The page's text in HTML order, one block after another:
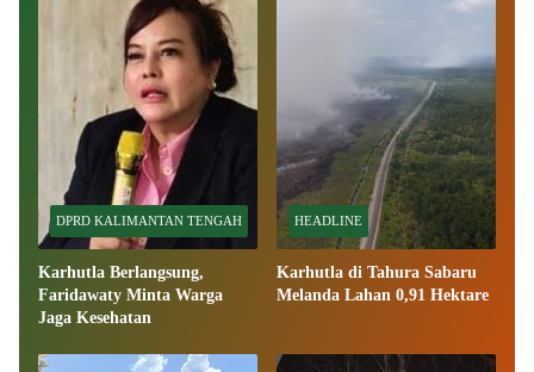
DPRD KALIMANTAN TENGAH
Karhutla Berlangsung,
Faridawaty Minta Warga
Jaga Kesehatan
HEADLINE
Karhutla di Tahura Sabaru
Melanda Lahan 0,91 Hektare